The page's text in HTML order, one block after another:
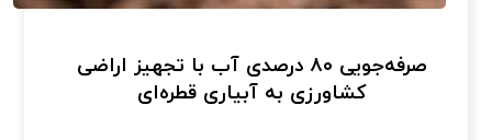
صرفه‌جویی ۸۰ درصدی آب با تجهیز اراضی
کشاورزی به آبیاری قطره‌ای